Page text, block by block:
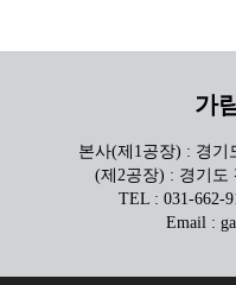
가
본사(제1공장) : 경기
(제2공장) : 경기도
TEL : 031-662-
Email :